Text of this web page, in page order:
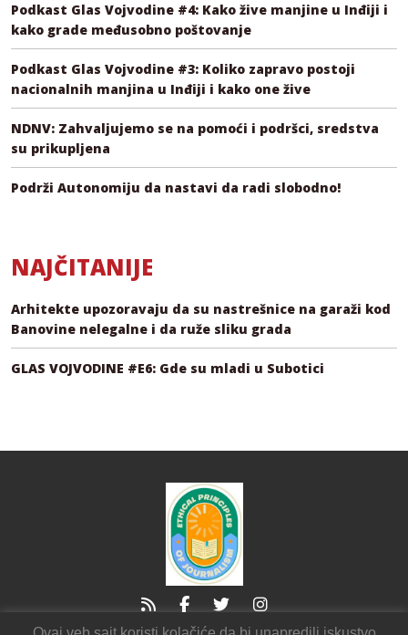
Podkast Glas Vojvodine #4: Kako žive manjine u Inđiji i
kako grade međusobno poštovanje
Podkast Glas Vojvodine #3: Koliko zapravo postoji
nacionalnih manjina u Inđiji i kako one žive
NDNV: Zahvaljujemo se na pomoći i podršci, sredstva
su prikupljena
Podrži Autonomiju da nastavi da radi slobodno!
NAJČITANIJE
Arhitekte upozoravaju da su nastrešnice na garaži kod
Banovine nelegalne i da ruže sliku grada
GLAS VOJVODINE #E6: Gde su mladi u Subotici